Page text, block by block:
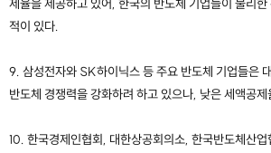
제율을 제공하고 있어, 한국의 반도체 기업들이 불리
적이 있다.
9. 삼성전자와 SK하이닉스 등 주요 반도체 기업들은
반도체 경쟁력을 강화하려 하고 있으나, 낮은 세액공
10. 한국경제인협회, 대한상공회의소, 한국반도체산